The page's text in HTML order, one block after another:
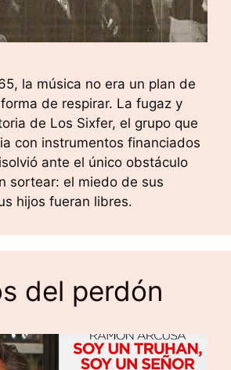
la música no era un plan de
de respirar. La fugaz y
de Los Sixfer, el grupo que
con instrumentos financiados
ante el único obstáculo
sortear: el miedo de sus
hijos fueran libres.
del perdón